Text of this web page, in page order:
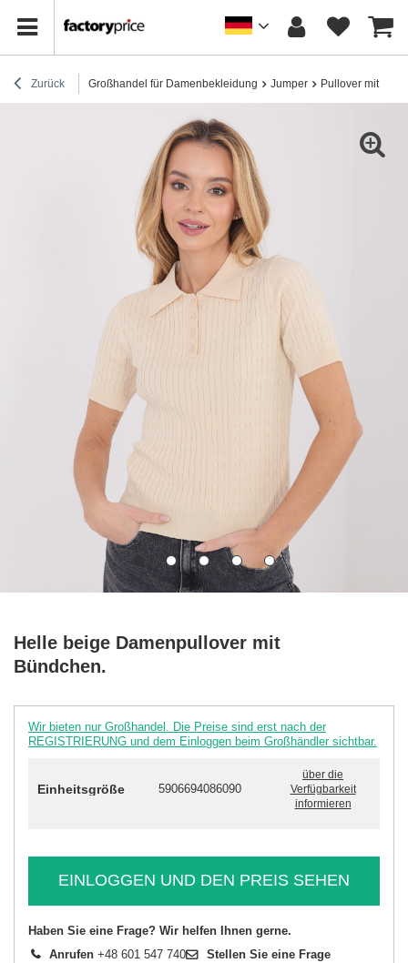
Zurück Großhandel für Damenbekleidung Jumper Pullover mit
Helle beige Damenpullover mit
Bündchen.
Wir bieten nur Großhandel. Die Preise sind erst nach der
REGISTRIERUNG und dem Einloggen beim Großhändler sichtbar.
Einheitsgröße 5906694086090
über die
Verfügbarkeit
informieren
EINLOGGEN UND DEN PREIS SEHEN
Haben Sie eine Frage? Wir helfen Ihnen gerne.
Anrufen +48 601 547 740 Stellen Sie eine Frage